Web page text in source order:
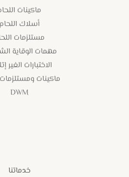
ماكينات
أسلاك اللحام
مستلزمات
مهمات الوقاية
الاختبارات الغير
ماكينات
DWM
خدماتنا